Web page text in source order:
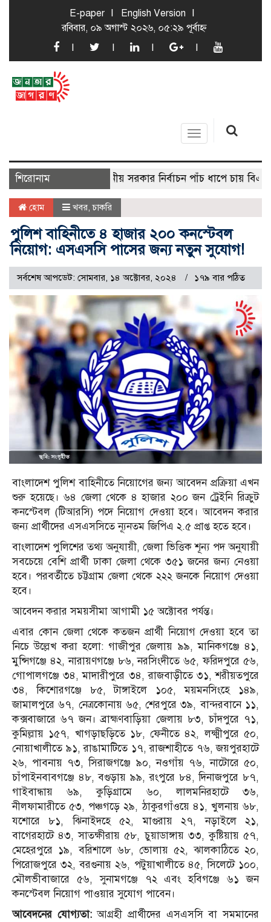
E-paper
English Version
রবিবার, ০৯ অগাস্ট ২০২৬, ০৫:২৯ পূর্বাহ্ন
Toggle
navigation
শিরোনাম স্থানীয় সরকার নির্বাচন পাঁচ ধাপে চায় বিএনপি
হোম খবর ,চাকরি
পুলিশ বাহিনীতে ৪ হাজার ২০০ কনস্টেবল
নিয়োগ: এসএসসি পাসের জন্য নতুন সুযোগ!
সর্বশেষ আপডেট: সোমবার, ১৪ অক্টোবর, ২০২৪ ১৭৯ বার পঠিত
বাংলাদেশ পুলিশ বাহিনীতে নিয়োগের জন্য আবেদন প্রক্রিয়া এখন
শুরু হয়েছে। ৬৪ জেলা থেকে ৪ হাজার ২০০ জন ট্রেইনি রিক্রুট
কনস্টেবল (টিআরসি) পদে নিয়োগ দেওয়া হবে। আবেদন করার
জন্য প্রার্থীদের এসএসসিতে ন্যূনতম জিপিএ ২.৫ প্রাপ্ত হতে হবে।
বাংলাদেশ পুলিশের তথ্য অনুযায়ী, জেলা ভিত্তিক শূন্য পদ অনুযায়ী
সবচেয়ে বেশি প্রার্থী ঢাকা জেলা থেকে ৩৫১ জনের জন্য নেওয়া
হবে। পরবর্তীতে চট্টগ্রাম জেলা থেকে ২২২ জনকে নিয়োগ দেওয়া
হবে।
আবেদন করার সময়সীমা আগামী ১৫ অক্টোবর পর্যন্ত।
এবার কোন জেলা থেকে কতজন প্রার্থী নিয়োগ দেওয়া হবে তা
নিচে উল্লেখ করা হলো: গাজীপুর জেলায় ৯৯, মানিকগঞ্জে ৪১,
মুন্সিগঞ্জে ৪২, নারায়ণগঞ্জে ৮৬, নরসিংদীতে ৬৫, ফরিদপুরে ৫৬,
গোপালগঞ্জে ৩৪, মাদারীপুরে ৩৪, রাজবাড়ীতে ৩১, শরীয়তপুরে
৩৪, কিশোরগঞ্জে ৮৫, টাঙ্গাইলে ১০৫, ময়মনসিংহে ১৪৯,
জামালপুরে ৬৭, নেত্রকোনায় ৬৫, শেরপুরে ৩৯, বান্দরবানে ১১,
কক্সবাজারে ৬৭ জন। ব্রাহ্মণবাড়িয়া জেলায় ৮৩, চাঁদপুরে ৭১,
কুমিল্লায় ১৫৭, খাগড়াছড়িতে ১৮, ফেনীতে ৪২, লক্ষ্মীপুরে ৫০,
নোয়াখালীতে ৯১, রাঙামাটিতে ১৭, রাজশাহীতে ৭৬, জয়পুরহাটে
২৬, পাবনায় ৭৩, সিরাজগঞ্জে ৯০, নওগাঁয় ৭৬, নাটোরে ৫০,
চাঁপাইনবাবগঞ্জে ৪৮, বগুড়ায় ৯৯, রংপুরে ৮৪, দিনাজপুরে ৮৭,
গাইবান্ধায় ৬৯, কুড়িগ্রামে ৬০, লালমনিরহাটে ৩৬,
নীলফামারীতে ৫৩, পঞ্চগড়ে ২৯, ঠাকুরগাঁওয়ে ৪১, খুলনায় ৬৮,
যশোরে ৮১, ঝিনাইদহে ৫২, মাগুরায় ২৭, নড়াইলে ২১,
বাগেরহাটে ৪৩, সাতক্ষীরায় ৫৮, চুয়াডাঙ্গায় ৩৩, কুষ্টিয়ায় ৫৭,
মেহেরপুরে ১৯, বরিশালে ৬৮, ভোলায় ৫২, ঝালকাঠিতে ২০,
পিরোজপুরে ৩২, বরগুনায় ২৬, পটুয়াখালীতে ৪৫, সিলেটে ১০০,
মৌলভীবাজারে ৫৬, সুনামগঞ্জে ৭২ এবং হবিগঞ্জে ৬১ জন
কনস্টেবল নিয়োগ পাওয়ার সুযোগ পাবেন।
আবেদনের যোগ্যতা:আগ্রহী প্রার্থীদের এসএসসি বা সমমানের